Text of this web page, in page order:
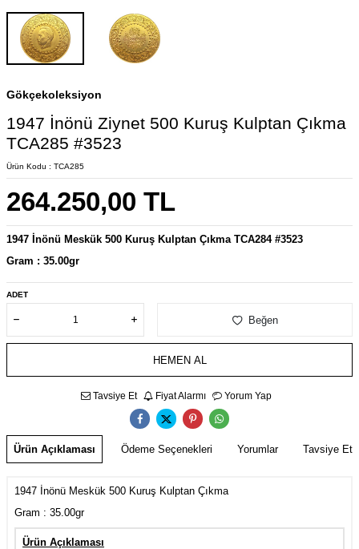
Gökçekoleksiyon
1947 İnönü Ziynet 500 Kuruş Kulptan Çıkma
TCA285 #3523
Ürün Kodu : TCA285
264.250,00 TL
1947 İnönü Meskük 500 Kuruş Kulptan Çıkma TCA284 #3523
Gram : 35.00gr
ADET
Beğen
HEMEN AL
Tavsiye Et Fiyat Alarmı Yorum Yap
Ürün Açıklaması Ödeme Seçenekleri Yorumlar Tavsiye Et
1947 İnönü Meskük 500 Kuruş Kulptan Çıkma
Gram : 35.00gr
Ürün Açıklaması